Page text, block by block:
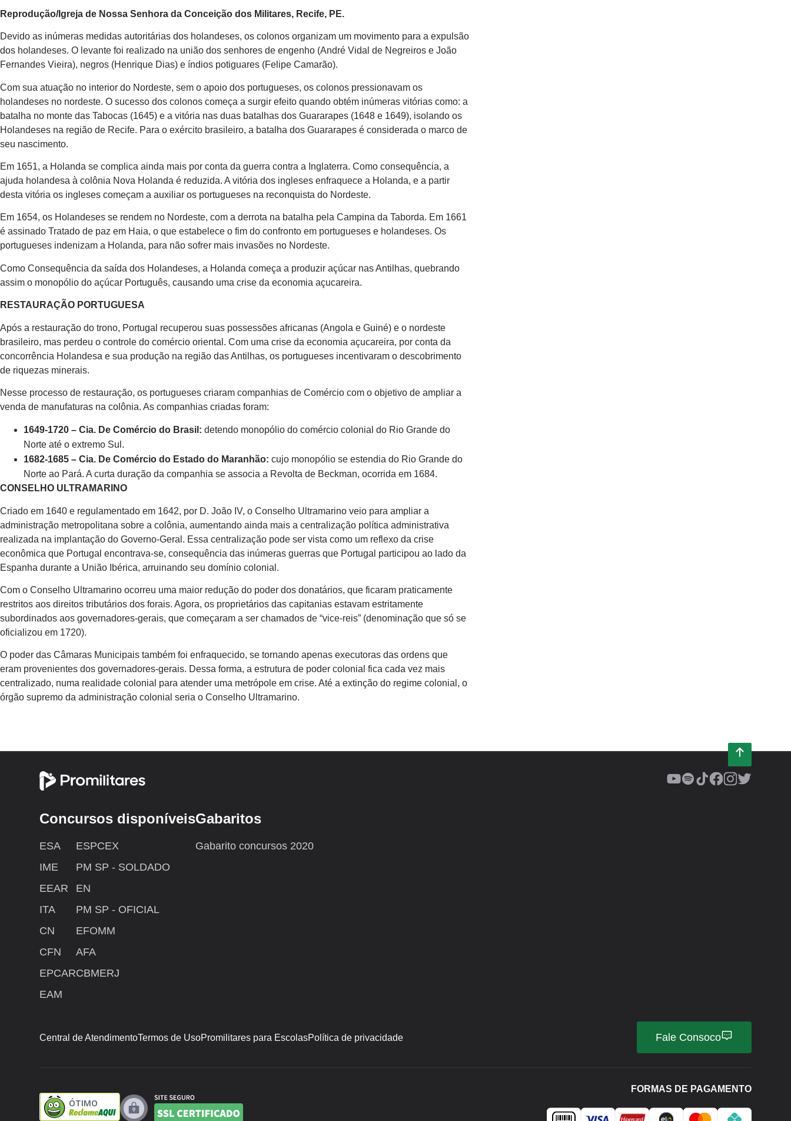
Reprodução/Igreja de Nossa Senhora da Conceição dos Militares, Recife, PE.
Devido as inúmeras medidas autoritárias dos holandeses, os colonos organizam um movimento para a expulsão
dos holandeses. O levante foi realizado na união dos senhores de engenho (André Vidal de Negreiros e João
Fernandes Vieira), negros (Henrique Dias) e índios potiguares (Felipe Camarão).
Com sua atuação no interior do Nordeste, sem o apoio dos portugueses, os colonos pressionavam os
holandeses no nordeste. O sucesso dos colonos começa a surgir efeito quando obtém inúmeras vitórias como: a
batalha no monte das Tabocas (1645) e a vitória nas duas batalhas dos Guararapes (1648 e 1649), isolando os
Holandeses na região de Recife. Para o exército brasileiro, a batalha dos Guararapes é considerada o marco de
seu nascimento.
Em 1651, a Holanda se complica ainda mais por conta da guerra contra a Inglaterra. Como consequência, a
ajuda holandesa à colônia Nova Holanda é reduzida. A vitória dos ingleses enfraquece a Holanda, e a partir
desta vitória os ingleses começam a auxiliar os portugueses na reconquista do Nordeste.
Em 1654, os Holandeses se rendem no Nordeste, com a derrota na batalha pela Campina da Taborda. Em 1661
é assinado Tratado de paz em Haia, o que estabelece o fim do confronto em portugueses e holandeses. Os
portugueses indenizam a Holanda, para não sofrer mais invasões no Nordeste.
Como Consequência da saída dos Holandeses, a Holanda começa a produzir açúcar nas Antilhas, quebrando
assim o monopólio do açúcar Português, causando uma crise da economia açucareira.
RESTAURAÇÃO PORTUGUESA
Após a restauração do trono, Portugal recuperou suas possessões africanas (Angola e Guiné) e o nordeste
brasileiro, mas perdeu o controle do comércio oriental. Com uma crise da economia açucareira, por conta da
concorrência Holandesa e sua produção na região das Antilhas, os portugueses incentivaram o descobrimento
de riquezas minerais.
Nesse processo de restauração, os portugueses criaram companhias de Comércio com o objetivo de ampliar a
venda de manufaturas na colônia. As companhias criadas foram:
1649-1720 – Cia. De Comércio do Brasil: detendo monopólio do comércio colonial do Rio Grande do
Norte até o extremo Sul.
1682-1685 – Cia. De Comércio do Estado do Maranhão: cujo monopólio se estendia do Rio Grande do
Norte ao Pará. A curta duração da companhia se associa a Revolta de Beckman, ocorrida em 1684.
CONSELHO ULTRAMARINO
Criado em 1640 e regulamentado em 1642, por D. João IV, o Conselho Ultramarino veio para ampliar a
administração metropolitana sobre a colônia, aumentando ainda mais a centralização política administrativa
realizada na implantação do Governo-Geral. Essa centralização pode ser vista como um reflexo da crise
econômica que Portugal encontrava-se, consequência das inúmeras guerras que Portugal participou ao lado da
Espanha durante a União Ibérica, arruinando seu domínio colonial.
Com o Conselho Ultramarino ocorreu uma maior redução do poder dos donatários, que ficaram praticamente
restritos aos direitos tributários dos forais. Agora, os proprietários das capitanias estavam estritamente
subordinados aos governadores-gerais, que começaram a ser chamados de “vice-reis” (denominação que só se
oficializou em 1720).
O poder das Câmaras Municipais também foi enfraquecido, se tornando apenas executoras das ordens que
eram provenientes dos governadores-gerais. Dessa forma, a estrutura de poder colonial fica cada vez mais
centralizado, numa realidade colonial para atender uma metrópole em crise. Até a extinção do regime colonial, o
órgão supremo da administração colonial seria o Conselho Ultramarino.
Concursos disponíveis
ESA
IME
EEAR
ITA
CN
CFN
EPCAR
EAM
ESPCEX
PM SP - SOLDADO
EN
PM SP - OFICIAL
EFOMM
AFA
CBMERJ
Gabaritos
Gabarito concursos 2020
Central de AtendimentoTermos de UsoPromilitares para EscolasPolítica de privacidade Fale Consoco
ÓTIMO
FORMAS DE PAGAMENTO